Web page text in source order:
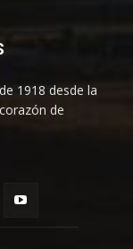
1918 desde la
de